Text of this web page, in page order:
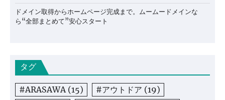
ドメイン取得からホームページ完成まで。ムームードメインな
ら“全部まとめて”安心スタート
タグ
#ARASAWA(15) #アウトドア (19)